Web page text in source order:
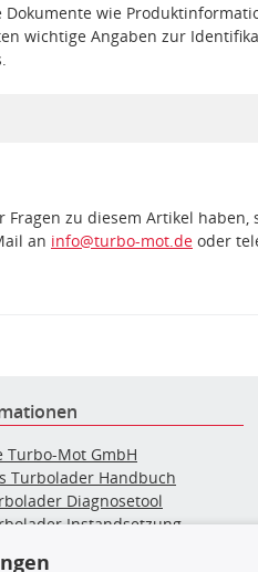
Dokumente wie
wichtige Angaben zur
zu diesem Artikel
an info@turbo-mot.de oder
Turbo-Mot GmbH
Turbolader Handbuch
Diagnosetool
Instandsetzung